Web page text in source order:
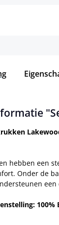
hebben een
Onder de
100%